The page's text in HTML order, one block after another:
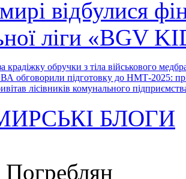
відбулися
ліги «BGV
обручки з тіла військового
обговорили підготовку до НМТ-2025:
лісівників комунального
БЛОГИ